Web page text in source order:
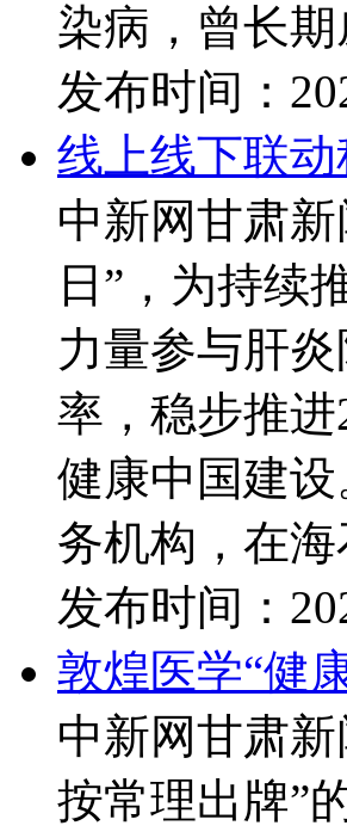
染病，曾长
发布时间：
线上线下联
中新网甘肃
日”，为持续
力量参与肝
率，稳步推
健康中国建
务机构，在
发布时间：
敦煌医学“健
中新网甘肃
按常理出牌”